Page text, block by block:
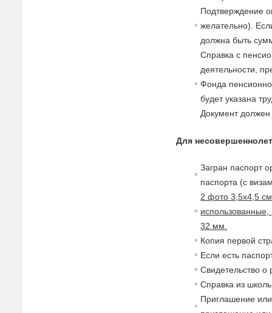
Подтверждение
желательно).
должна быть
Справка с
деятельности,
Фонда
будет указана
Документ
Для
Загран паспорт
паспорта (с в
2 фото 3,5х4,5
32 мм.
Копия первой
Если есть
Свидетельство о
Справка из
Приглашение